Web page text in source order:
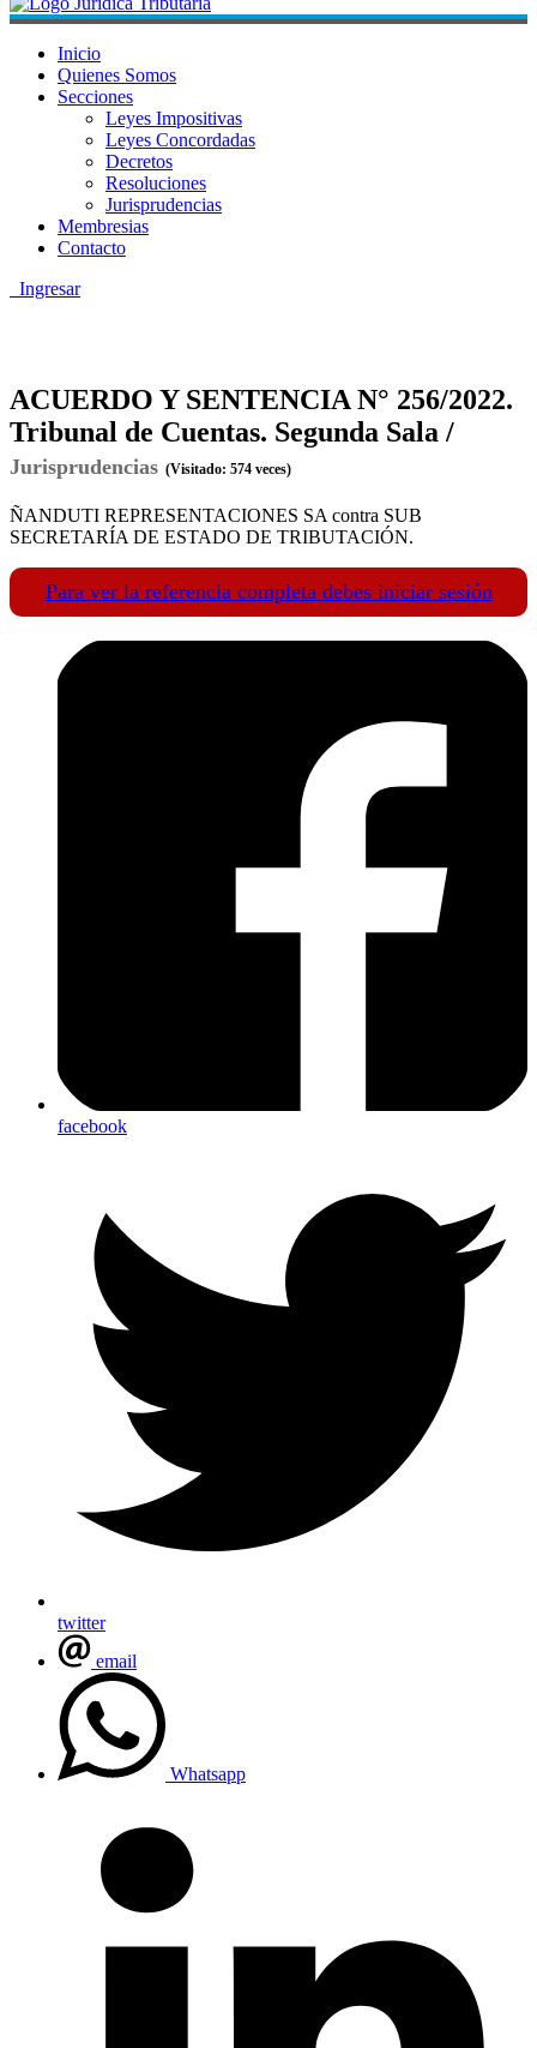
Inicio
Quienes Somos
Secciones
Leyes Impositivas
Leyes Concordadas
Decretos
Resoluciones
Jurisprudencias
Membresias
Contacto
Ingresar
ACUERDO Y SENTENCIA N° 256/2022.
Tribunal de Cuentas. Segunda Sala /
Jurisprudencias (Visitado: 574 veces)
ÑANDUTI REPRESENTACIONES SA contra SUB
SECRETARÍA DE ESTADO DE TRIBUTACIÓN.
Para ver la referencia completa debes iniciar sesión
facebook
twitter
email
Whatsapp